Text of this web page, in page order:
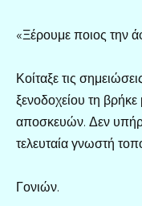
«Ξέρουμε ποιος την
Κοίταξε τις
ξενοδοχείου τη
αποσκευών. Δεν
τελευταία γνωστή
Γονιών.